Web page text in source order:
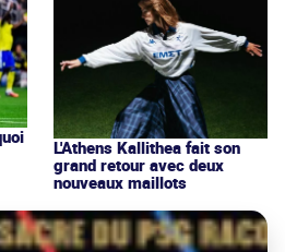
L'Athens Kallithea fait son
grand retour avec deux
nouveaux maillots